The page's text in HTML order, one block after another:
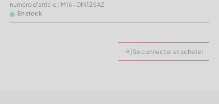
numéro d'article : M16-DIN125AZ
En stock
Se connecter et acheter